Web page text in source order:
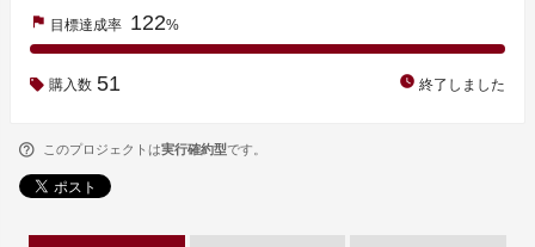
flag 目標達成率 122%
購入数 51 watch_later 終了しました
このプロジェクトは実行確約型です。